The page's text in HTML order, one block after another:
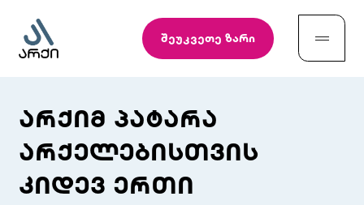
შეუკვეთე ზარი
არქიმ პატარა
არქელებისთვის
კიდევ ერთი